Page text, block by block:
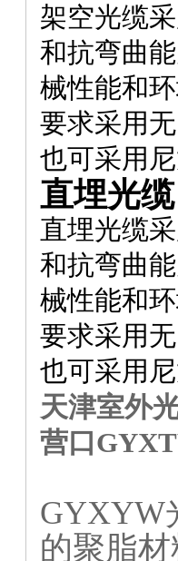
架空光缆
和抗弯曲
械性能和
要求采用
也可采用
直埋光缆
直埋光缆
和抗弯曲
械性能和
要求采用
也可采用
天津室外
营口
GYXYW
的聚脂